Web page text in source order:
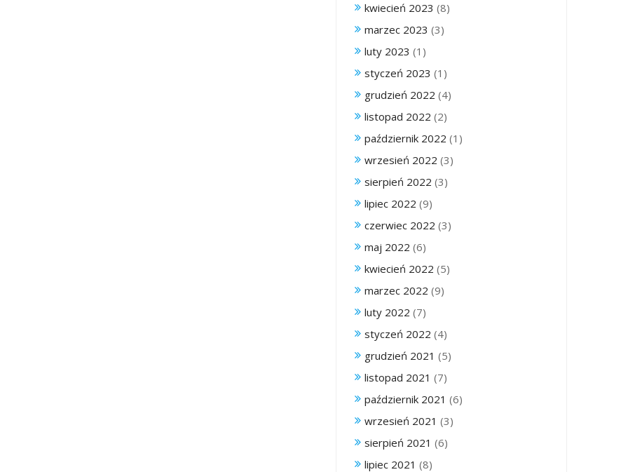
kwiecień 2023 (8)
marzec 2023 (3)
luty 2023 (1)
styczeń 2023 (1)
grudzień 2022 (4)
listopad 2022 (2)
październik 2022 (1)
wrzesień 2022 (3)
sierpień 2022 (3)
lipiec 2022 (9)
czerwiec 2022 (3)
maj 2022 (6)
kwiecień 2022 (5)
marzec 2022 (9)
luty 2022 (7)
styczeń 2022 (4)
grudzień 2021 (5)
listopad 2021 (7)
październik 2021 (6)
wrzesień 2021 (3)
sierpień 2021 (6)
lipiec 2021 (8)